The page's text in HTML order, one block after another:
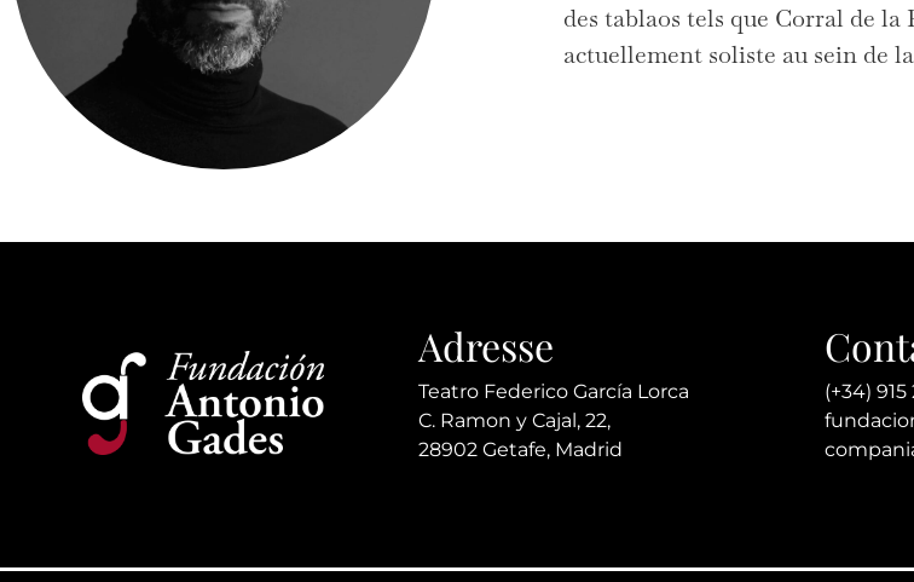
des tablaos tels que Corral de
actuellement soliste au sein de
Adresse
Teatro Federico García Lorca
C. Ramon y Cajal, 22,
28902 Getafe, Madrid
(+34) 915